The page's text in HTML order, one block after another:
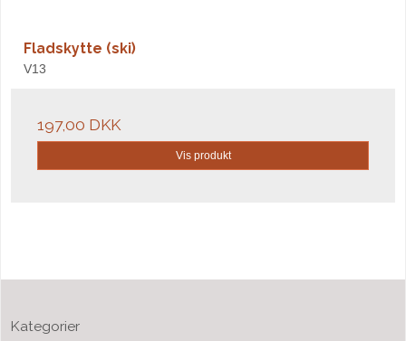
Fladskytte (ski)
V13
197,00 DKK
Vis produkt
Kategorier